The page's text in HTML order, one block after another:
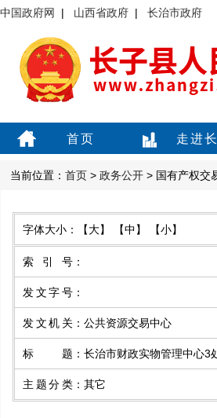
中国政府网 | 山西省政府 | 长治市政府
首页 走进
当前位置： 首页 > 政务公开 > 国有产权交
字体大小： 【大】 【中】 【小】
索引号 ：
发文字号 ：
发文机关 ： 公共资源交易中心
标题 ： 长治市财政实物管理中心3
主题分类 ： 其它